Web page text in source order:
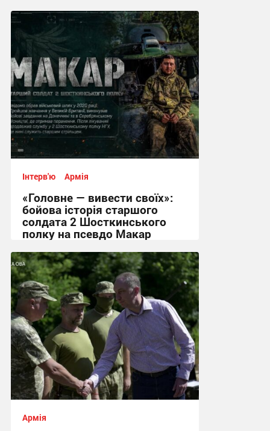
Інтерв'ю Армія
«Головне — вивести своїх»:
бойова історія старшого
солдата 2 Шосткинського
полку на псевдо Макар
12:08, 3.08.2026
Армія